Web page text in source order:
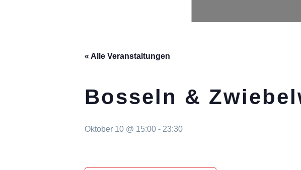
« Alle Veranstaltungen
Bosseln &
Oktober 10 @ 15:00 - 23:30